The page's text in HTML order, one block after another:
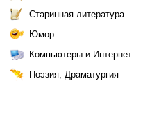
Старинная литература
Юмор
Компьютеры и Интернет
Поэзия, Драматургия